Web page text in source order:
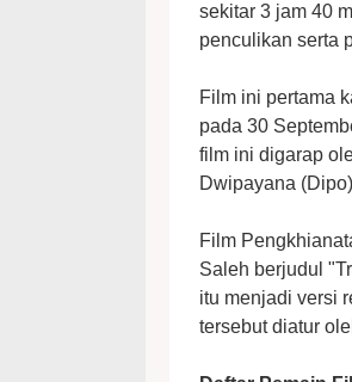
sekitar 3 jam 40
penculikan serta
Film ini pertama
pada 30
film ini digarap
Dwipayana
Film
Saleh berjudul
itu menjadi versi
tersebut diatur